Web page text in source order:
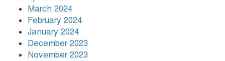
March 2024
February 2024
January 2024
December 2023
November 2023